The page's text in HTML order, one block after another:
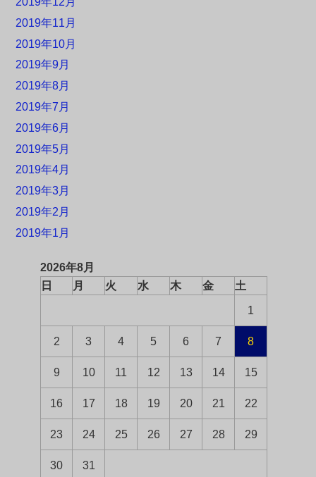
2019年11月
2019年10月
2019年9月
2019年8月
2019年7月
2019年6月
2019年5月
2019年4月
2019年3月
2019年2月
2019年1月
2026年8月
日
月 火 水 木 金 土
1
2 3 4 5 6 7 8
9 10 11 12 13 14 15
16 17 18 19 20 21 22
23 24 25 26 27 28 29
30 31